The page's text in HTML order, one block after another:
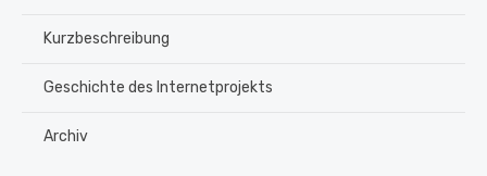
Kurzbeschreibung
Geschichte des Internetprojekts
Archiv